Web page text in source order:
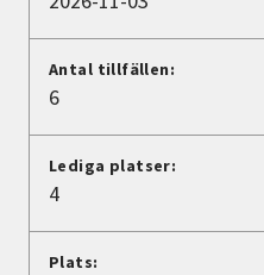
Antal tillfällen:
6
Lediga platser:
4
Plats: